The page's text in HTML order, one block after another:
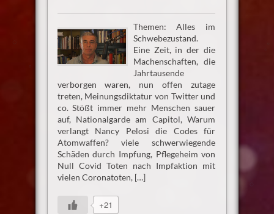
Themen: Alles im
Schwebezustand.
Eine Zeit, in der die
Machenschaften, die
Jahrtausende
verborgen waren, nun offen zutage
treten, Meinungsdiktatur von Twitter und
co. Stößt immer mehr Menschen sauer
auf, Nationalgarde am Capitol, Warum
verlangt Nancy Pelosi die Codes für
Atomwaffen? viele schwerwiegende
Schäden durch Impfung, Pflegeheim von
Null Covid Toten nach Impfaktion mit
vielen Coronatoten, […]
+21